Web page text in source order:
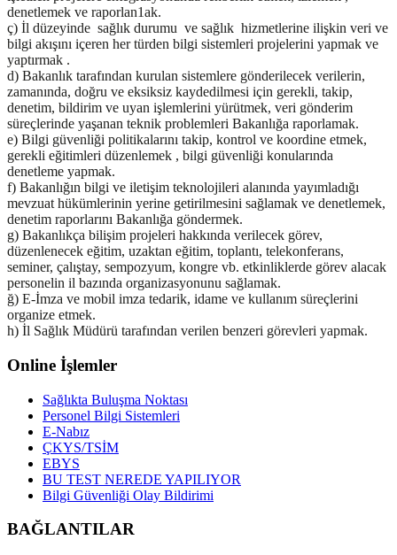
denetlemek ve raporlan1ak.
ç) İl düzeyinde sağlık durumu ve sağlık hizmetlerine ilişkin veri ve
bilgi akışını içeren her türden bilgi sistemleri projelerini yapmak ve
yaptırmak .
d) Bakanlık tarafından kurulan sistemlere gönderilecek verilerin,
zamanında, doğru ve eksiksiz kaydedilmesi için gerekli, takip,
denetim, bildirim ve uyan işlemlerini yürütmek, veri gönderim
süreçlerinde yaşanan teknik problemleri Bakanlığa raporlamak.
e) Bilgi güvenliği politikalarını takip, kontrol ve koordine etmek,
gerekli eğitimleri düzenlemek , bilgi güvenliği konularında
denetleme yapmak.
f) Bakanlığın bilgi ve iletişim teknolojileri alanında yayımladığı
mevzuat hükümlerinin yerine getirilmesini sağlamak ve denetlemek,
denetim raporlarını Bakanlığa göndermek.
g) Bakanlıkça bilişim projeleri hakkında verilecek görev,
düzenlenecek eğitim, uzaktan eğitim, toplantı, telekonferans,
seminer, çalıştay, sempozyum, kongre vb. etkinliklerde görev alacak
personelin il bazında organizasyonunu sağlamak.
ğ) E-İmza ve mobil imza tedarik, idame ve kullanım süreçlerini
organize etmek.
h) İl Sağlık Müdürü tarafından verilen benzeri görevleri yapmak.
Online İşlemler
Sağlıkta Buluşma Noktası
Personel Bilgi Sistemleri
E-Nabız
ÇKYS/TSİM
EBYS
BU TEST NEREDE YAPILIYOR
Bilgi Güvenliği Olay Bildirimi
BAĞLANTILAR